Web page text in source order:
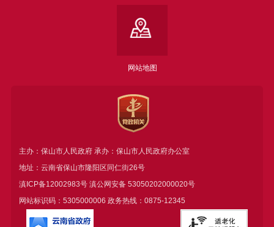
网站地图
主办：保山市人民政府 承办：保山市人民政府办公室
地址：云南省保山市隆阳区同仁街26号
滇ICP备12002983号滇公网安备 53050202000020号
网站标识码：5305000006 政务热线：0875-12345